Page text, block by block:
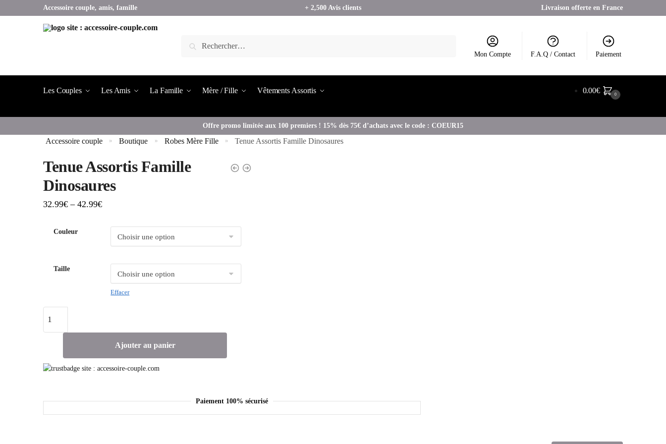
Accessoire couple, amis, famille + 2,500 Avis clients Livraison offerte en France
Mon Compte F.A.Q / Contact Paiement
Les Couples Les Amis La Famille Mère / Fille Vêtements Assortis 0.00€ 0
Offre promo limitée aux 100 premiers ! 15% dès 75€ d’achats avec le code : COEUR15
Accessoire couple » Boutique » Robes Mère Fille » Tenue Assortis Famille Dinosaures
Tenue Assortis Famille
Dinosaures
32.99€ –42.99€
Couleur
Taille
Effacer
Ajouter au panier
Paiement 100% sécurisé